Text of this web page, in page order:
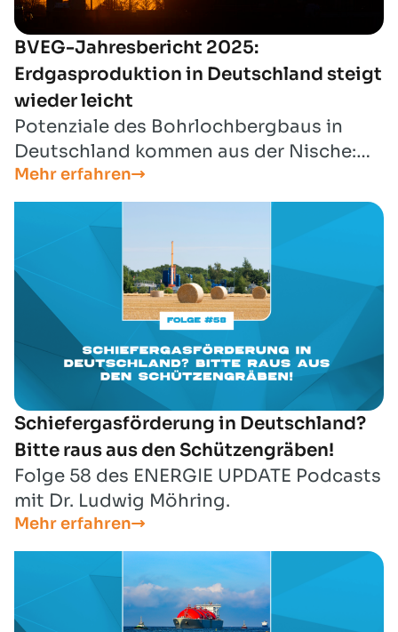
BVEG-Jahresbericht 2025:
Erdgasproduktion in Deutschland steigt
wieder leicht
Potenziale des Bohrlochbergbaus in
Deutschland kommen aus der Nische:
Neben Erdgas und Erdöl werden
Wasserstoffspeicher, CCS,
Tiefengeothermie und Lithium für eine
erfolgreiche Transformation immer
wichtiger
Mehr erfahren
Schiefergasförderung in Deutschland?
Bitte raus aus den Schützengräben!
Folge 58 des ENERGIE UPDATE Podcasts
mit Dr. Ludwig Möhring.
Mehr erfahren